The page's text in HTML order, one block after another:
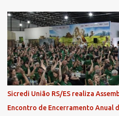
Sicredi União RS/ES realiza
Encontro de Encerramento Anual